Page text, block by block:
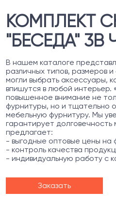
КОМПЛЕКТ
"БЕСЕДА" 3В
В нашем каталоге
различных типов, размеров
могли выбрать аксессуары,
впишутся в любой интерьер.
повышенное внимание не
фурнитуры, но и тщательно
мебельную фурнитуру. Мы
гарантирует долговечность
предлагает:
- выгодные оптовые цены на
- контроль качества
- индивидуальную работу с
Заказать